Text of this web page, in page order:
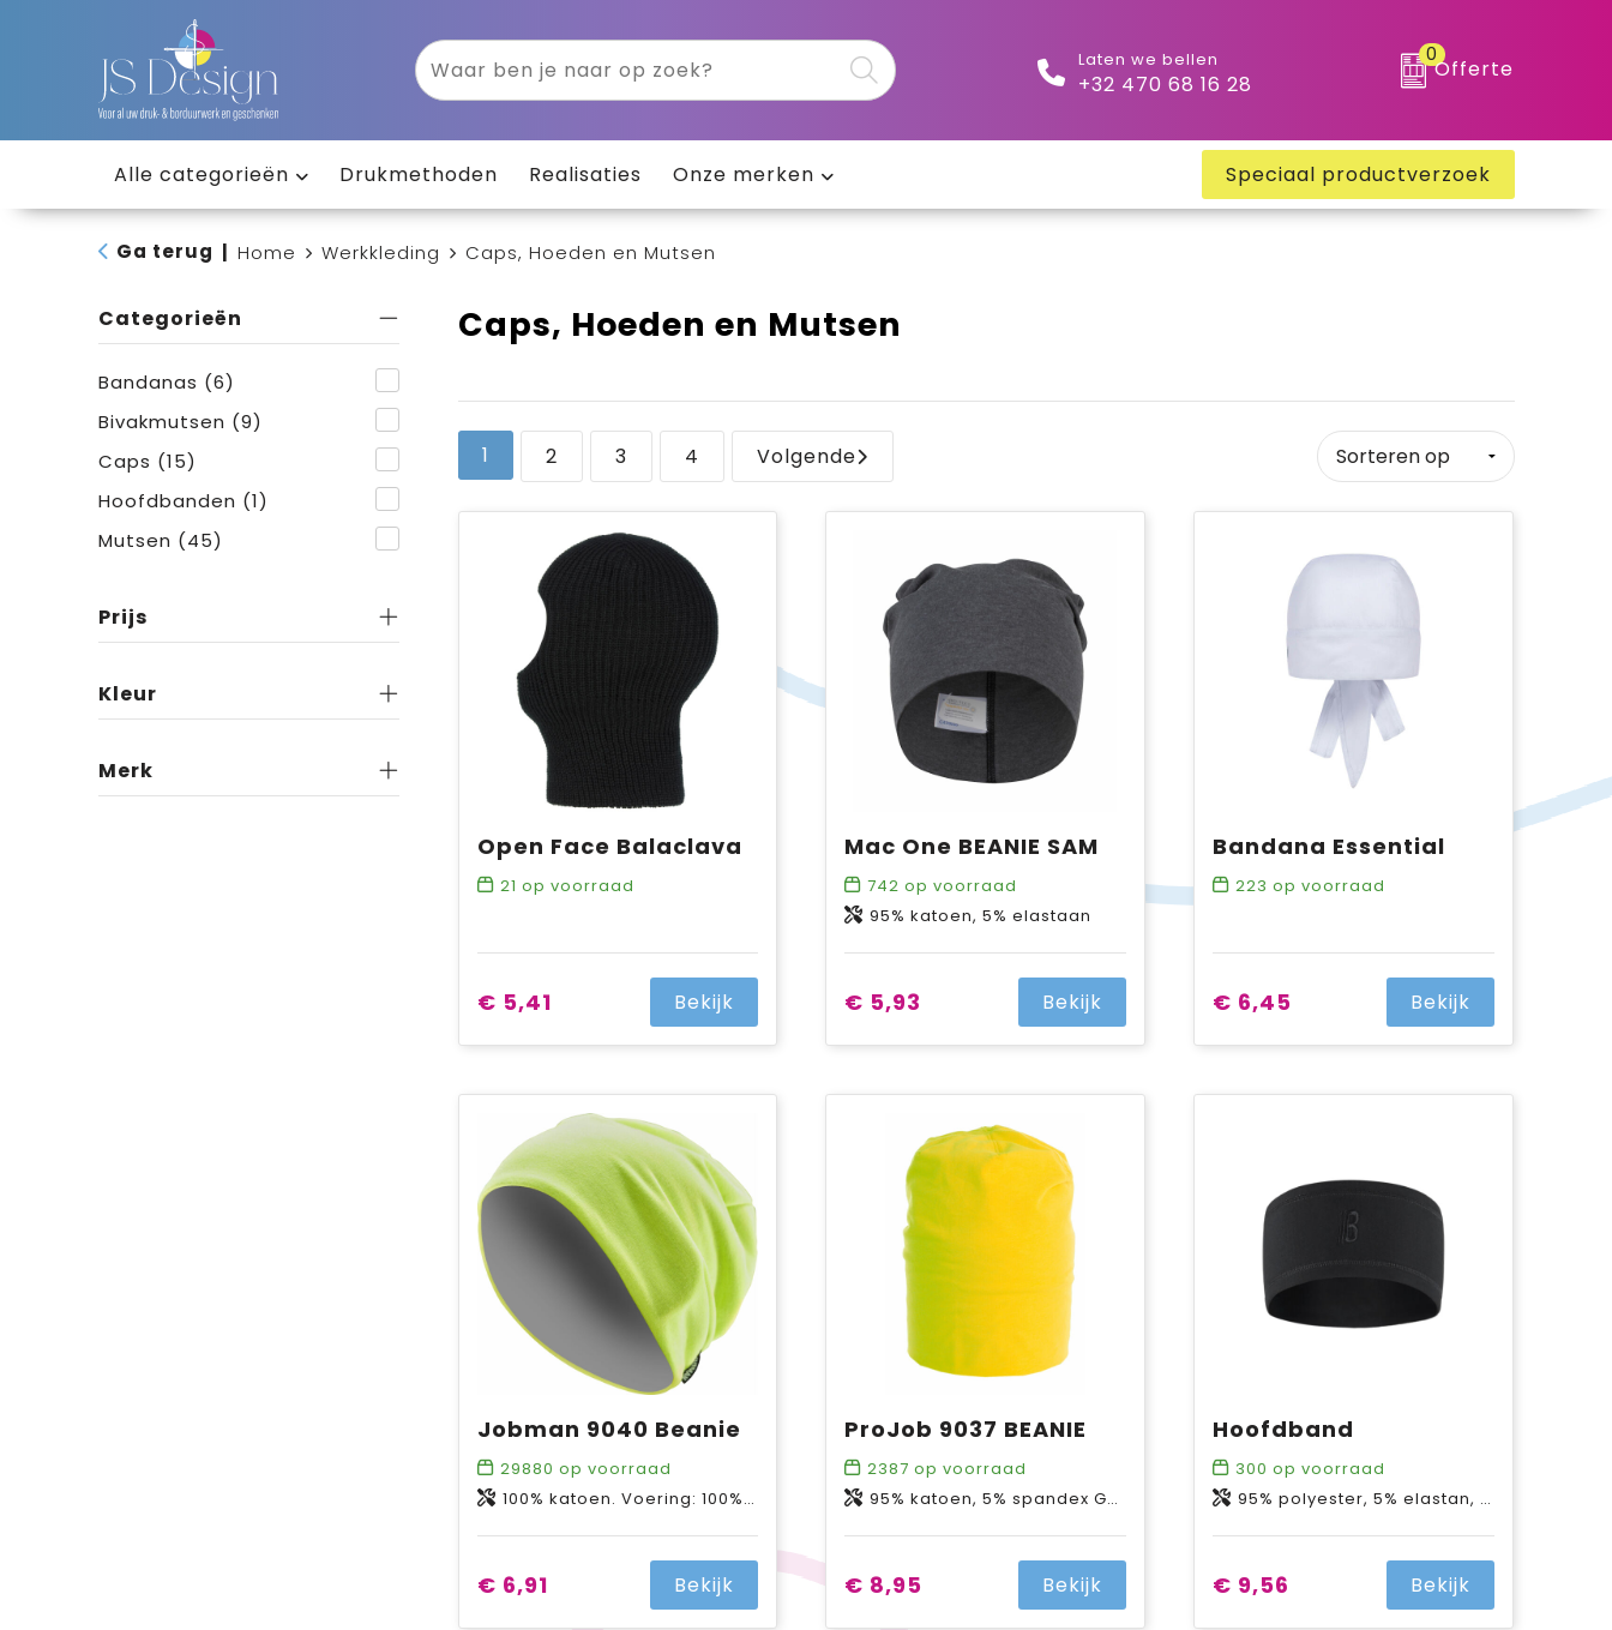
Laten we bellen
+32 470 68 16 28
0
Offerte
Alle categorieën Drukmethoden Realisaties Onze merken Speciaal productverzoek
Ga terug Home Werkkleding Caps, Hoeden en Mutsen
Categorieën
Bandanas (6)
Bivakmutsen (9)
Caps (15)
Hoofdbanden (1)
Mutsen (45)
Prijs
Kleur
Merk
Caps, Hoeden en Mutsen
1 2 3 4 Volgende
Open Face Balaclava
21 op voorraad
€ 5,41 Bekijk
Mac One BEANIE SAM
742 op voorraad
95% katoen, 5% elastaan
€ 5,93 Bekijk
Bandana Essential
223 op voorraad
€ 6,45 Bekijk
Jobman 9040 Beanie
29880 op voorraad
100% katoen. Voering: 100% polyester fleece.
€ 6,91 Bekijk
ProJob 9037 BEANIE
2387 op voorraad
95% katoen, 5% spandex Geel & oranje: 60% polyester, 33% katoen, 7% spandex
€ 8,95 Bekijk
Hoofdband
300 op voorraad
95% polyester, 5% elastan, gridfleece, 265 g/m²
€ 9,56 Bekijk